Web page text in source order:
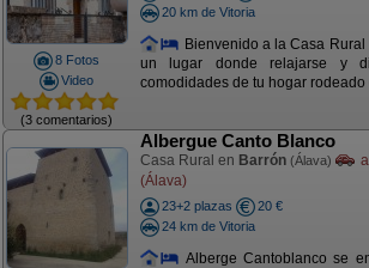
8 Fotos
Video
(3 comentarios)
20 km de Vitoria
Bienvenido a la Casa Rural
un lugar donde relajarse y
comodidades de tu hogar rodeado
Albergue Canto Blanco
Casa Rural en Barrón (Álava) a
(Álava)
23+2 plazas
20 €
24 km de Vitoria
Alberge Cantoblanco se